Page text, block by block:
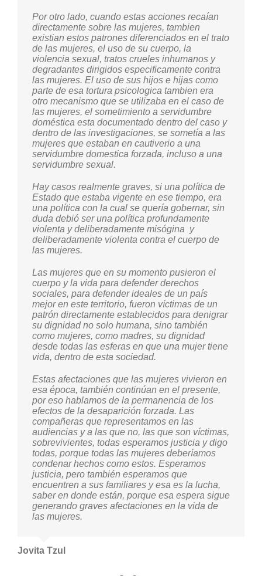
Por otro lado, cuando estas acciones recaían
directamente sobre las mujeres, tambien
existian estos patrones diferenciados en el trato
de las mujeres, el uso de su cuerpo, la
violencia sexual, tratos crueles inhumanos y
degradantes dirigidos especificamente contra
las mujeres. El uso de sus hijos e hijas como
parte de esa tortura psicologica tambien era
otro mecanismo que se utilizaba en el caso de
las mujeres, el sometimiento a servidumbre
doméstica esta documentado dentro del caso y
dentro de las investigaciones, se sometía a las
mujeres que estaban en cautiverio a una
servidumbre domestica forzada, incluso a una
servidumbre sexual.
Hay casos realmente graves, si una política de
Estado que estaba vigente en ese tiempo, era
una política con la cual se quería gobernar, sin
duda debió ser una política profundamente
violenta y deliberadamente misógina y
deliberadamente violenta contra el cuerpo de
las mujeres.
Las mujeres que en su momento pusieron el
cuerpo y la vida para defender derechos
sociales, para defender ideales de un país
mejor en este territorio, fueron víctimas de un
patrón directamente establecidos para denigrar
su dignidad no solo humana, sino también
como mujeres, como madres, su dignidad
desde todas las esferas en que una mujer tiene
vida, dentro de esta sociedad.
Estas afectaciones que las mujeres vivieron en
esa época, también continúan en el presente,
por eso hablamos de la permanencia de los
efectos de la desaparición forzada. Las
compañeras que representamos en las
audiencias y a las que no, las que son víctimas,
sobrevivientes, todas esperamos justicia y digo
todas, porque todas las mujeres deberíamos
condenar hechos como estos. Esperamos
justicia, pero también esperamos que
encuentren a sus familiares y esa es la lucha,
saber en donde están, porque esa espera sigue
generando graves afectaciones en la vida de
las mujeres.
Jovita Tzul
a las mujeres como sujetas políticas, pero esta
misma búsqueda las ha convertido en sujetas
políticas, a pesar del miedo, a pesar de toda la
situación.
Es nadar contra corriente, pero con el
convencimiento de que una persona
desaparecida nos hace que no estemos
completos ni como familia, ni como persona, ni
como país. Nos hacen falta y en medio de
todas las dificultades de todos los tipos, la
afectación psicológica, emocional es otro
problema, pero en medio de todo eso hay que
seguir caminando porque esto es una lucha
justa y este país demanda que se conozcan los
justicia y que cumplan condenas si eso es lo
que procede, si son culpables que paguen,
porque por eso hay procesos y todo un
organismo que debe saber que corresponde
hacer.